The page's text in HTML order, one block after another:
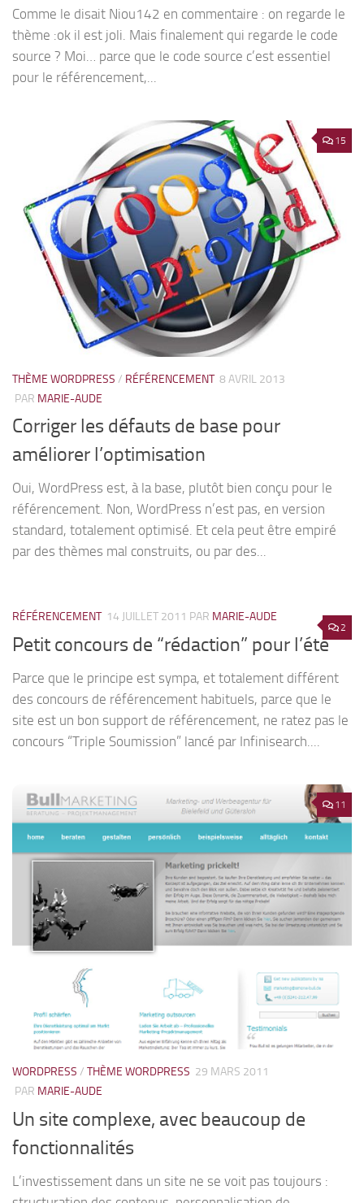
Comme le disait Niou142 en commentaire : on regarde le
thème :ok il est joli. Mais finalement qui regarde le code
source ? Moi… parce que le code source c’est essentiel
pour le référencement,...
15
THÈME WORDPRESS / RÉFÉRENCEMENT 8 AVRIL 2013
PAR MARIE-AUDE
Corriger les défauts de base pour
améliorer l’optimisation
Oui, WordPress est, à la base, plutôt bien conçu pour le
référencement. Non, WordPress n’est pas, en version
standard, totalement optimisé. Et cela peut être empiré
par des thèmes mal construits, ou par des...
2
RÉFÉRENCEMENT 14 JUILLET 2011 PAR MARIE-AUDE
Petit concours de “rédaction” pour l’été
Parce que le principe est sympa, et totalement différent
des concours de référencement habituels, parce que le
site est un bon support de référencement, ne ratez pas le
concours “Triple Soumission” lancé par Infinisearch....
11
WORDPRESS / THÈME WORDPRESS 29 MARS 2011
PAR MARIE-AUDE
Un site complexe, avec beaucoup de
fonctionnalités
L’investissement dans un site ne se voit pas toujours :